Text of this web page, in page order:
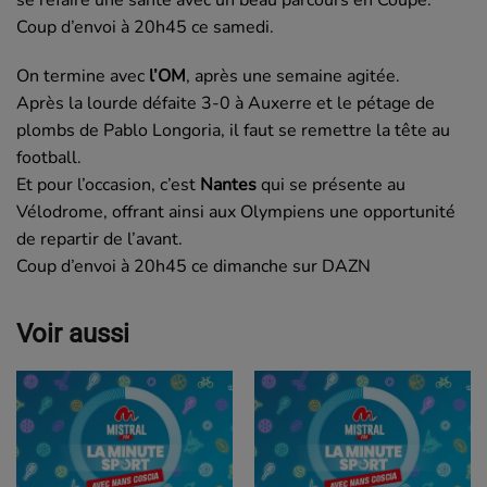
Coup d’envoi à 20h45 ce samedi.
On termine avec l’OM, après une semaine agitée.
Après la lourde défaite 3-0 à Auxerre et le pétage de
plombs de Pablo Longoria, il faut se remettre la tête au
football.
Et pour l’occasion, c’est Nantesqui se présente au
Vélodrome, offrant ainsi aux Olympiens une opportunité
de repartir de l’avant.
Coup d’envoi à 20h45 ce dimanche sur DAZN
Voir aussi